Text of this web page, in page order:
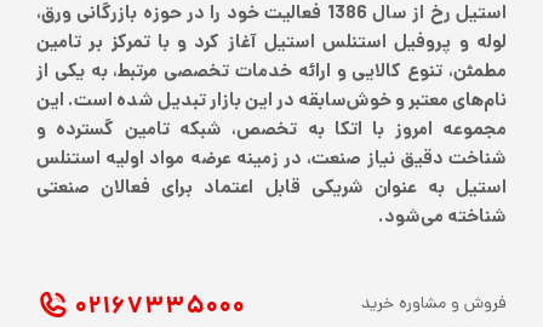
استیل رخ از سال 1386 فعالیت خود را در حوزه بازرگانی ورق،
لوله و پروفیل استنلس استیل آغاز کرد و با تمرکز بر تامین
مطمئن، تنوع کالایی و ارائه خدمات تخصصی مرتبط، به یکی از
نام‌های معتبر و خوش‌سابقه در این بازار تبدیل شده است. این
مجموعه امروز با اتکا به تخصص، شبکه تامین گسترده و
شناخت دقیق نیاز صنعت، در زمینه عرضه مواد اولیه استنلس
استیل به عنوان شریکی قابل اعتماد برای فعالان صنعتی
شناخته می‌شود.
فروش و مشاوره خرید ۰۲۱ ۶۷۳۳۵۰۰۰